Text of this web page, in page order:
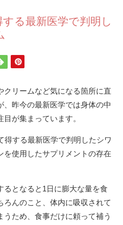
る最新医学で判明し
クリームなど気になる箇所に直
昨今の最新医学では身体の中
が集まっています。
得する最新医学で判明したシワ
を使用したサプリメントの存在
るとなると1日に膨大な量を食
んのこと、体内に吸収されて
うため、食事だけに頼って補う